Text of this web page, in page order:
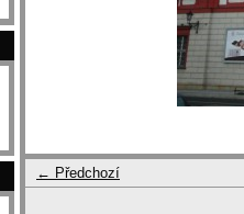
← Předchozí